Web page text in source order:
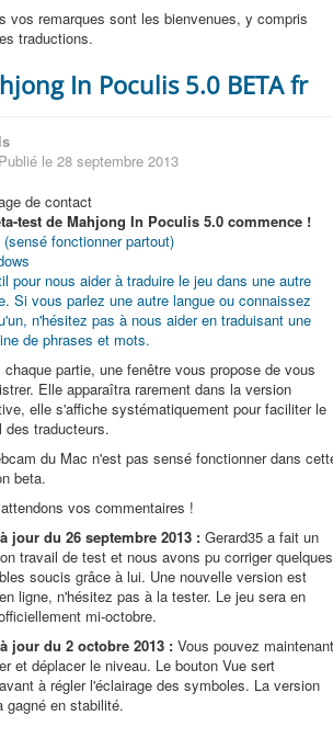
vos remarques sont les bienvenues, y compris
traductions.
In Poculis 5.0 BETA fr
Publié le 28 septembre 2013
test de Mahjong In Poculis 5.0 commence !
(sensé fonctionner partout)
pour nous aider à traduire le jeu dans une autre
Si vous parlez une autre langue ou connaissez
n'hésitez pas à nous aider en traduisant une
de phrases et mots.
chaque partie, une fenêtre vous propose de vous
Elle apparaîtra rarement dans la version
elle s'affiche systématiquement pour faciliter le
des traducteurs.
du Mac n'est pas sensé fonctionner dans
beta.
vos commentaires !
jour du 26 septembre 2013 :Gerard35 a fait un
travail de test et nous avons pu corriger quelques
soucis grâce à lui. Une nouvelle version est
ligne, n'hésitez pas à la tester. Le jeu sera en
mi-octobre.
jour du 2 octobre 2013 :Vous pouvez
et déplacer le niveau. Le bouton Vue sert
à régler l'éclairage des symboles. La version
gagné en stabilité.